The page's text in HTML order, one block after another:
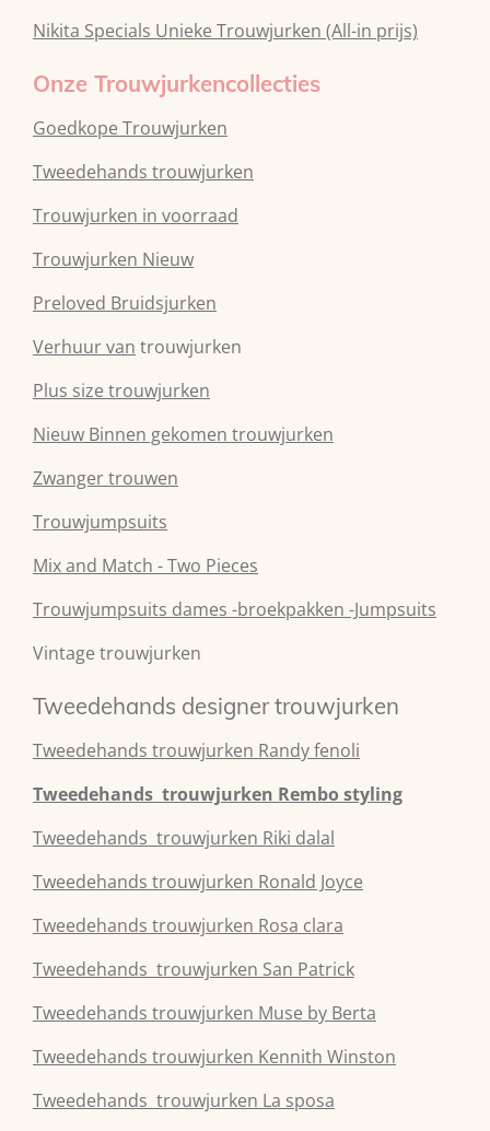
Nikita Specials Unieke Trouwjurken (All-in prijs)
Onze Trouwjurkencollecties
Goedkope Trouwjurken
Tweedehands trouwjurken
Trouwjurken in voorraad
Trouwjurken Nieuw
Preloved Bruidsjurken
Verhuur van trouwjurken
Plus size trouwjurken
Nieuw Binnen gekomen trouwjurken
Zwanger trouwen
Trouwjumpsuits
Mix and Match - Two Pieces
Trouwjumpsuits dames -broekpakken -Jumpsuits
Vintage trouwjurken
Tweedehands designer trouwjurken
Tweedehands trouwjurken Randy fenoli
Tweedehands trouwjurken Rembo styling
Tweedehands trouwjurken Riki dalal
Tweedehands trouwjurken Ronald Joyce
Tweedehands trouwjurken Rosa clara
Tweedehands trouwjurken San Patrick
Tweedehands trouwjurken Muse by Berta
Tweedehands trouwjurken Kennith Winston
Tweedehands trouwjurken La sposa